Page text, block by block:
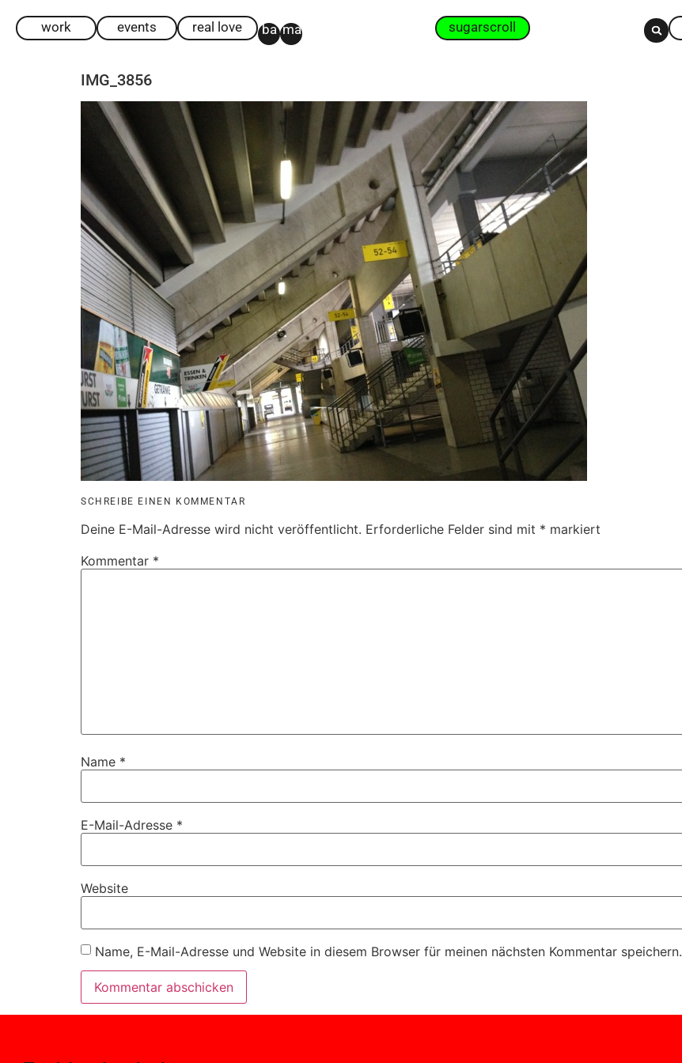
work events real love ba ma sugarscroll
IMG_3856
SCHREIBE EINEN KOMMENTAR
Deine E-Mail-Adresse wird nicht veröffentlicht. Erforderliche Felder sind mit * markiert
Kommentar *
Name *
E-Mail-Adresse *
Website
Name, E-Mail-Adresse und Website in diesem Browser für meinen nächsten Kommentar speichern.